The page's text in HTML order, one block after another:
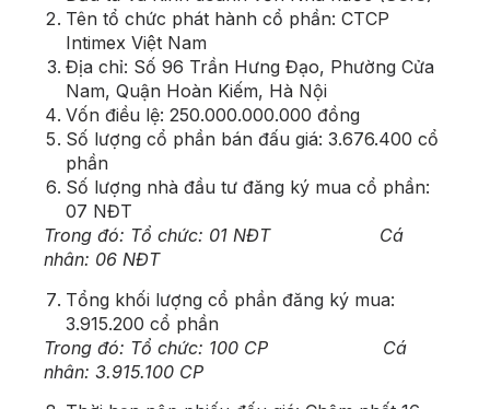
Tên tổ chức phát hành cổ phần: CTCP
Intimex Việt Nam
Địa chỉ: Số 96 Trần Hưng Đạo, Phường Cửa
Nam, Quận Hoàn Kiếm, Hà Nội
Vốn điều lệ: 250.000.000.000 đồng
Số lượng cổ phần bán đấu giá: 3.676.400 cổ
phần
Số lượng nhà đầu tư đăng ký mua cổ phần:
07 NĐT
Trong đó: Tổ chức: 01 NĐT Cá
nhân: 06 NĐT
Tổng khối lượng cổ phần đăng ký mua:
3.915.200 cổ phần
Trong đó: Tổ chức: 100 CP Cá
nhân: 3.915.100 CP